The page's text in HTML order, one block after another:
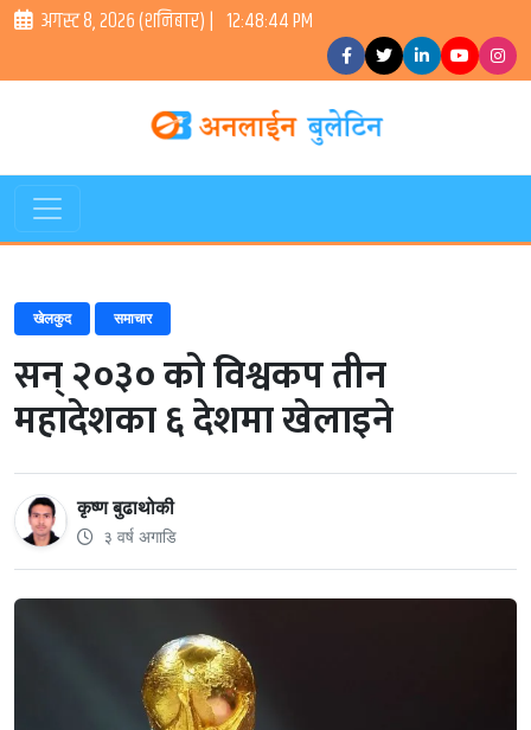
अगस्ट ८, २०२६ (शनिबार) | 12:48:45 PM
खेलकुद समाचार
सन् २०३० को विश्वकप तीन
महादेशका ६ देशमा खेलाइने
कृष्ण बुढाथोकी
३ वर्ष अगाडि